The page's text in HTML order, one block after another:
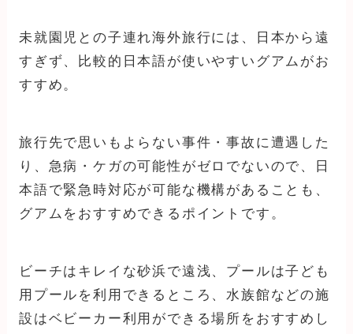
未就園児との子連れ海外旅行には、日本から遠
すぎず、比較的日本語が使いやすいグアムがお
すすめ。
旅行先で思いもよらない事件・事故に遭遇した
り、急病・ケガの可能性がゼロでないので、日
本語で緊急時対応が可能な機構があることも、
グアムをおすすめできるポイントです。
ビーチはキレイな砂浜で遠浅、プールは子ども
用プールを利用できるところ、水族館などの施
設はベビーカー利用ができる場所をおすすめし